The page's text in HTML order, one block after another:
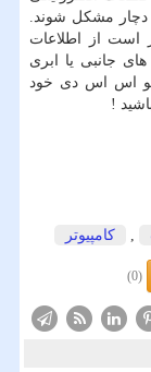
دچار مشکل شوند.
است از اطلاعات
جانبی یا ابری
اس اس دی خود
!
, كامپیوتر
(0)